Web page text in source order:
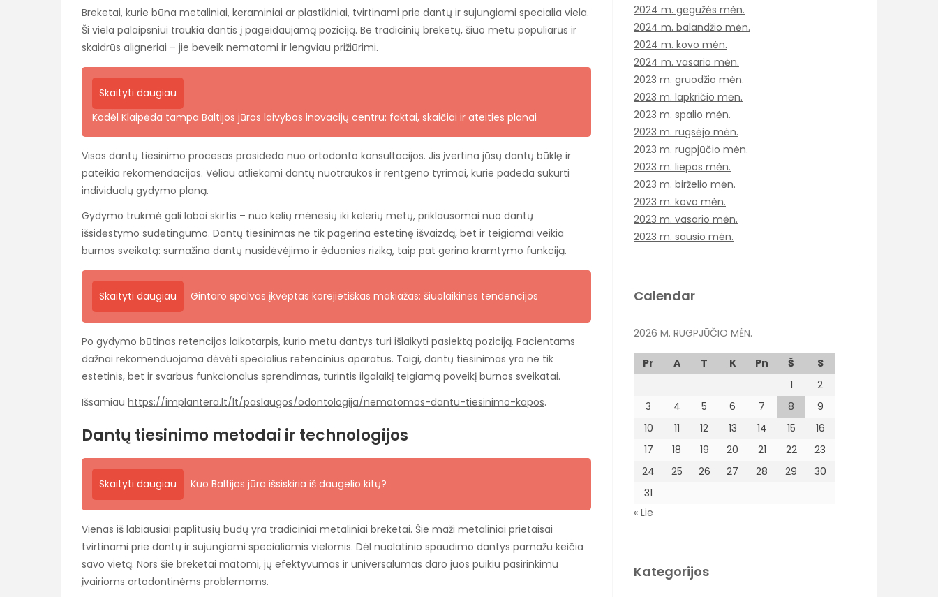
Breketai, kurie būna metaliniai, keraminiai ar plastikiniai, tvirtinami prie dantų ir sujungiami specialia viela.
Ši viela palaipsniui traukia dantis į pageidaujamą poziciją. Be tradicinių breketų, šiuo metu populiarūs ir
skaidrūs aligneriai – jie beveik nematomi ir lengviau prižiūrimi.
Skaityti daugiau
Kodėl Klaipėda tampa Baltijos jūros laivybos inovacijų centru: faktai, skaičiai ir ateities planai
Visas dantų tiesinimo procesas prasideda nuo ortodonto konsultacijos. Jis įvertina jūsų dantų būklę ir
pateikia rekomendacijas. Vėliau atliekami dantų nuotraukos ir rentgeno tyrimai, kurie padeda sukurti
individualų gydymo planą.
Gydymo trukmė gali labai skirtis – nuo kelių mėnesių iki kelerių metų, priklausomai nuo dantų
išsidėstymo sudėtingumo. Dantų tiesinimas ne tik pagerina estetinę išvaizdą, bet ir teigiamai veikia
burnos sveikatą: sumažina dantų nusidėvėjimo ir ėduonies riziką, taip pat gerina kramtymo funkciją.
Skaityti daugiau Gintaro spalvos įkvėptas korejietiškas makiažas: šiuolaikinės tendencijos
Po gydymo būtinas retencijos laikotarpis, kurio metu dantys turi išlaikyti pasiektą poziciją. Pacientams
dažnai rekomenduojama dėvėti specialius retencinius aparatus. Taigi, dantų tiesinimas yra ne tik
estetinis, bet ir svarbus funkcionalus sprendimas, turintis ilgalaikį teigiamą poveikį burnos sveikatai.
Išsamiau https://implantera.lt/lt/paslaugos/odontologija/nematomos-dantu-tiesinimo-kapos.
Dantų tiesinimo metodai ir technologijos
Skaityti daugiau Kuo Baltijos jūra išsiskiria iš daugelio kitų?
Vienas iš labiausiai paplitusių būdų yra tradiciniai metaliniai breketai. Šie maži metaliniai prietaisai
tvirtinami prie dantų ir sujungiami specialiomis vielomis. Dėl nuolatinio spaudimo dantys pamažu keičia
savo vietą. Nors šie breketai matomi, jų efektyvumas ir universalumas daro juos puikiu pasirinkimu
įvairioms ortodontinėms problemoms.
2024 m. gegužės mėn.
2024 m. balandžio mėn.
2024 m. kovo mėn.
2024 m. vasario mėn.
2023 m. gruodžio mėn.
2023 m. lapkričio mėn.
2023 m. spalio mėn.
2023 m. rugsėjo mėn.
2023 m. rugpjūčio mėn.
2023 m. liepos mėn.
2023 m. birželio mėn.
2023 m. kovo mėn.
2023 m. vasario mėn.
2023 m. sausio mėn.
Calendar
2026 M. RUGPJŪČIO MĖN.
Pr A T K Pn Š
S
1
2
3
4 5 6 7 8
9
10
11 12 13 14 15
16
17
18 19 20 21 22
23
24
25 26 27 28 29
30
31
« Lie
Kategorijos